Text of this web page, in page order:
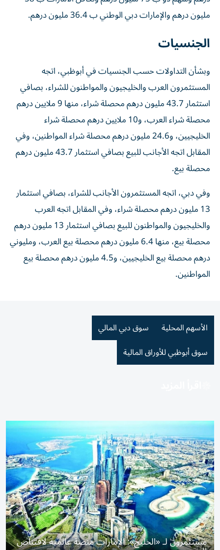
مليون درهم والإمارات دبي الوطني ب 36.4 مليون درهم.
الجنسيات
وبشأن التداولات حسب الجنسيات في أبوظبي، اتجه
المستثمرون العرب والخليجيون والمواطنون للشراء، بصافي
استثمار 43.7 مليون درهم محصلة شراء، منها 9 ملايين درهم
محصلة شراء العرب، و10 ملايين درهم محصلة شراء
الخليجيين، و24.6 مليون درهم محصلة شراء المواطنين، وفي
المقابل اتجه الأجانب للبيع بصافي استثمار 43.7 مليون درهم
محصلة بيع.
وفي دبي، اتجه المستثمرون الأجانب للشراء، بصافي استثمار
13 مليون درهم محصلة شراء، وفي المقابل اتجه العرب
والخليجيون والمواطنون للبيع بصافي استثمار 13 مليون درهم
محصلة بيع، منها 6.4 مليون درهم محصلة بيع العرب، ومليوني
درهم محصلة بيع الخليجيين، و4.5 مليون درهم محصلة بيع
المواطنين.
الأسهم المحلية
سوق دبي المالي
سوق أبوظبي للأوراق المالية
مستثمرون لـ «الخليج»: الإمارات منصة عالمية لاقتناص